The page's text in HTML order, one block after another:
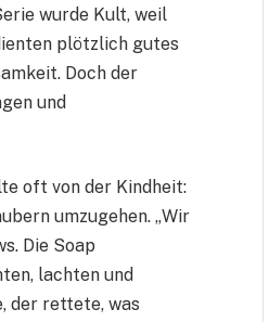
wurde Kult, weil
plötzlich gutes
Doch der
und
oft von der Kindheit:
umzugehen. „Wir
Die Soap
lachten und
der rettete, was